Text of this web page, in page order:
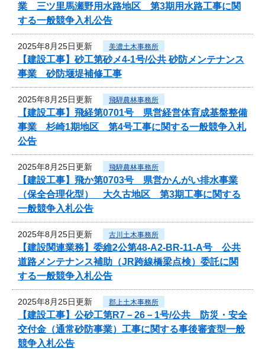
業 三ツ里馬瀬野用水路地区 第3期用水路工事に関
する一般競争入札公告
2025年8月25日更新 美濃土木事務所
【建設工事】砂工第砂メ4-1号/公共 砂防メンテナンス
事業 砂防堰堤補修工事
2025年8月25日更新 飛騨農林事務所
【建設工事】飛経第0701号 県営経営体育成基盤整備
事業 杉崎1期地区 第4号工事に関する一般競争入札
公告
2025年8月25日更新 飛騨農林事務所
【建設工事】飛か第0703号 県営かんがい排水事業
（保全合理化型） 大久古地区 第3期工事に関する
一般競争入札公告
2025年8月25日更新 古川土木事務所
【建設関連業務】委維2公第48-A2-BR-11-A号 公共
道路メンテナンス補助（JR跨線橋梁点検）委託に関
する一般競争入札公告
2025年8月25日更新 郡上土木事務所
【建設工事】公砂工第R7－26－1号/公共 防災・安全
交付金（通常砂防事業）工事に関する事後審査型一般
競争入札公告